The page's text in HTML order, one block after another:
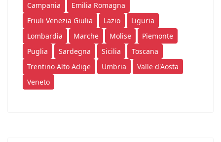
Campania
Emilia Romagna
Friuli Venezia Giulia
Lazio
Liguria
Lombardia
Marche Molise
Piemonte
Puglia
Sardegna Sicilia
Toscana
Trentino Alto Adige
Umbria
Valle d'Aosta
Veneto